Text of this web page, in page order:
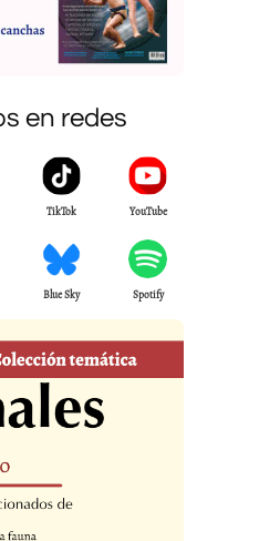
en redes
TikTok YouTube
Blue Sky Spotify